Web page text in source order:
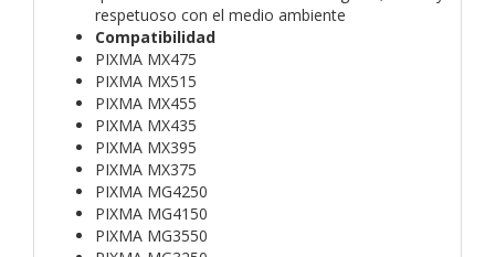
respetuoso con el medio ambiente
Compatibilidad
PIXMA MX475
PIXMA MX515
PIXMA MX455
PIXMA MX435
PIXMA MX395
PIXMA MX375
PIXMA MG4250
PIXMA MG4150
PIXMA MG3550